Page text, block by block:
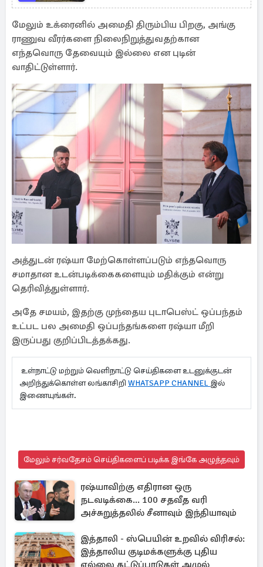
எண்ணிக்கை
மேலும் உக்ரைனில் அமைதி திரும்பிய பிறகு, அங்கு
ராணுவ வீரர்களை நிலைநிறுத்துவதற்கான
எந்தவொரு தேவையும் இல்லை என புடின்
வாதிட்டுள்ளார்.
அத்துடன் ரஷ்யா மேற்கொள்ளப்படும் எந்தவொரு
சமாதான உடன்படிக்கைகளையும் மதிக்கும் என்று
தெரிவித்துள்ளார்.
அதே சமயம், இதற்கு முந்தைய புடாபெஸ்ட் ஒப்பந்தம்
உட்பட பல அமைதி ஒப்பந்தங்களை ரஷ்யா மீறி
இருப்பது குறிப்பிடத்தக்கது.
உள்நாட்டு மற்றும் வெளிநாட்டு செய்திகளை உடனுக்குடன்
அறிந்துக்கொள்ள லங்காசிறி WHATSAPP CHANNEL இல்
இணையுங்கள்.
மேலும் சர்வதேசம் செய்திகளைப் படிக்க இங்கே அழுத்தவும்
ரஷ்யாவிற்கு எதிரான ஒரு
நடவடிக்கை... 100 சதவீத வரி
அச்சுறுத்தலில் சீனாவும் இந்தியாவும்
இத்தாலி - ஸ்பெயின் உறவில் விரிசல்:
இத்தாலிய குடிமக்களுக்கு புதிய
எல்லை கட்டுப்பாடுகள் அமுல்